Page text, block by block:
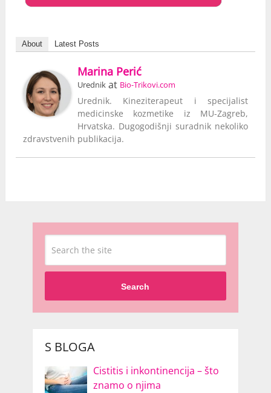
About Latest Posts
Marina Perić
Urednik at Bio-Trikovi.com
Urednik. Kineziterapeut i specijalist
medicinske kozmetike iz MU-Zagreb,
Hrvatska. Dugogodišnji suradnik nekoliko
zdravstvenih publikacija.
Search
S BLOGA
Cistitis i inkontinencija – što
znamo o njima